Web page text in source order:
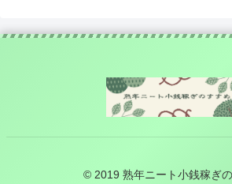
© 2019 熟年ニート小銭稼ぎの